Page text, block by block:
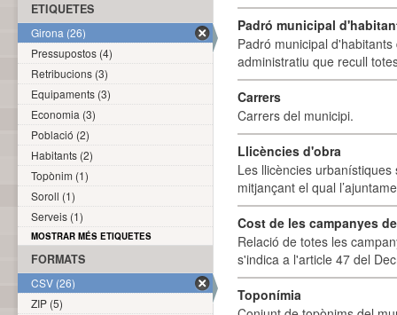
Padró municipal
Padró municipal
administratiu que recull
Carrers
Carrers del municipi.
Llicències d'obra
Les llicències
mitjançant el qual
Cost de les campanyes
Relació de totes les
s'indica a l'article 47 del
Toponímia
ETIQUETES
Girona (26)
Pressupostos (4)
Retribucions (3)
Equipaments (3)
Economia (3)
Població (2)
Habitants (2)
Topònim (1)
Soroll (1)
Serveis (1)
MOSTRAR MÉS ETIQUETES
FORMATS
CSV (26)
ZIP (5)